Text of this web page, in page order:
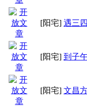
[阳宅] 遇三
[阳宅] 到子
[阳宅] 文昌